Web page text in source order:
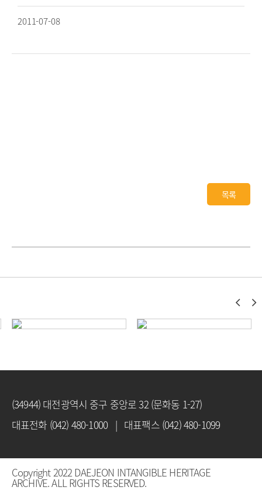
2011-07-08
목록
(34944) 대전광역시 중구 중앙로 32 (문화동 1-27)
대표전화 (042) 480-1000 | 대표팩스 (042) 480-1099
Copyright 2022 DAEJEON INTANGIBLE HERITAGE
ARCHIVE. ALL RIGHTS RESERVED.